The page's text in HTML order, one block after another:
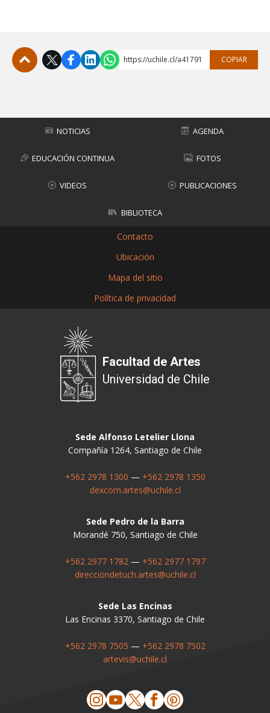
https://uchile.cl/a41791 COPIAR
NOTICIAS AGENDA
EDUCACIÓN CONTINUA FOTOS
VIDEOS PUBLICACIONES
BIBLIOTECA
Contacto
Ubicación
Mapa del sitio
Política de privacidad
Facultad de Artes
Universidad de Chile
Sede Alfonso Letelier Llona
Compañía 1264, Santiago de Chile
+562 2978 1300 — +562 2978 1350
dexcom.artes@uchile.cl
Sede Pedro de la Barra
Morandé 750, Santiago de Chile
+562 2977 1782— +562 2977 1797
direcciondetuch.artes@uchile.cl
Sede Las Encinas
Las Encinas 3370, Santiago de Chile
+562 2978 7505 — +562 2978 7502
artevis@uchile.cl